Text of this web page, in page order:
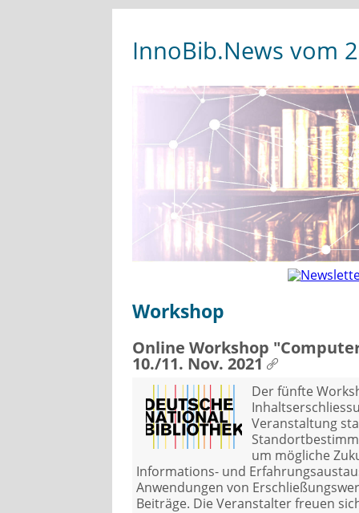
InnoBib.News vom
Workshop
Online Workshop
10./11. Nov. 2021
Der fünfte
Veranstaltung
um mögliche
Informations- und
Anwendungen von
Beiträge. Die Veranstalter freuen